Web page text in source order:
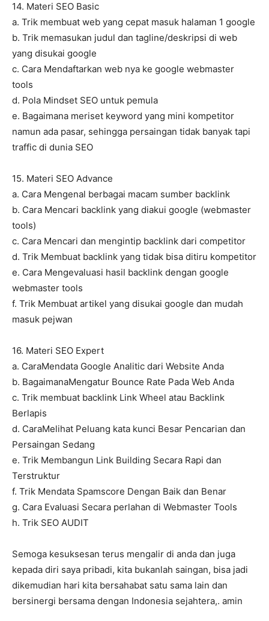
14. Materi SEO Basic
a. Trik membuat web yang cepat masuk halaman 1 google
b. Trik memasukan judul dan tagline/deskripsi di web
yang disukai google
c. Cara Mendaftarkan web nya ke google webmaster
tools
d. Pola Mindset SEO untuk pemula
e. Bagaimana meriset keyword yang mini kompetitor
namun ada pasar, sehingga persaingan tidak banyak tapi
traffic di dunia SEO
15. Materi SEO Advance
a. Cara Mengenal berbagai macam sumber backlink
b. Cara Mencari backlink yang diakui google (webmaster
tools)
c. Cara Mencari dan mengintip backlink dari competitor
d. Trik Membuat backlink yang tidak bisa ditiru kompetitor
e. Cara Mengevaluasi hasil backlink dengan google
webmaster tools
f. Trik Membuat artikel yang disukai google dan mudah
masuk pejwan
16. Materi SEO Expert
a. CaraMendata Google Analitic dari Website Anda
b. BagaimanaMengatur Bounce Rate Pada Web Anda
c. Trik membuat backlink Link Wheel atau Backlink
Berlapis
d. CaraMelihat Peluang kata kunci Besar Pencarian dan
Persaingan Sedang
e. Trik Membangun Link Building Secara Rapi dan
Terstruktur
f. Trik Mendata Spamscore Dengan Baik dan Benar
g. Cara Evaluasi Secara perlahan di Webmaster Tools
h. Trik SEO AUDIT
Semoga kesuksesan terus mengalir di anda dan juga
kepada diri saya pribadi, kita bukanlah saingan, bisa jadi
dikemudian hari kita bersahabat satu sama lain dan
bersinergi bersama dengan Indonesia sejahtera,. amin